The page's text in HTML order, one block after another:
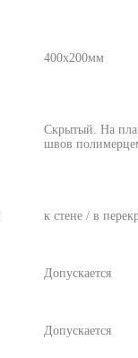
400х200мм
Скрытый. На
швов
к стене / в
Допускается
Допускается